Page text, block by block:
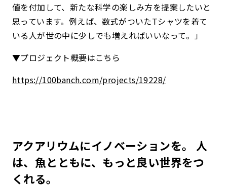
値を付加して、新たな科学の楽しみ方を提案したいと
思っています。例えば、数式がついたTシャツを着て
いる人が世の中に少しでも増えればいいなって。」
▼プロジェクト概要はこちら
https://100banch.com/projects/19228/
アクアリウムにイノベーションを。 人
は、魚とともに、もっと良い世界をつ
くれる。